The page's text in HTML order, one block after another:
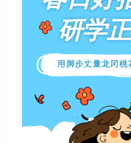
用脚步丈量龙冈桃
研学